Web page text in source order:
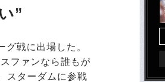
”
戦に出場した。
ファンなら誰もが
スターダムに参戦